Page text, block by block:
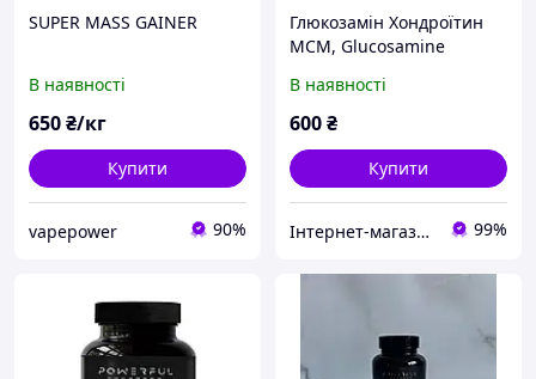
SUPER MASS GAINER
В наявності
650₴/кг
Купити
vapepower 90%
Глюкозамін Хондроїтин
МСМ, Glucosamine
Powerful Progress, 90
таблеток
В наявності
600₴
Купити
Інтернет-магазин Proteininlviv 99%